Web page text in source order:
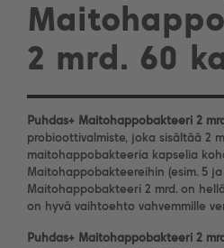
2 mrd. 60
Puhdas+ Maitohappobakteeri 2
probioottivalmiste, joka sisältää 2
maitohappobakteeria kapselia
Maitohappobakteereihin (esim. 5 ja
Maitohappobakteeri 2 mrd. on
on hyvä vaihtoehto vahvemmille
Puhdas+ Maitohappobakteeri 2